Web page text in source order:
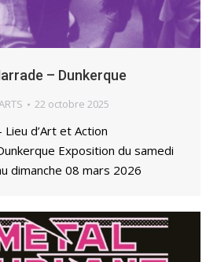
– Dunkerque
22 octobre 2025
Lieu d’Art et Action
Exposition du samedi
dimanche 08 mars 2026